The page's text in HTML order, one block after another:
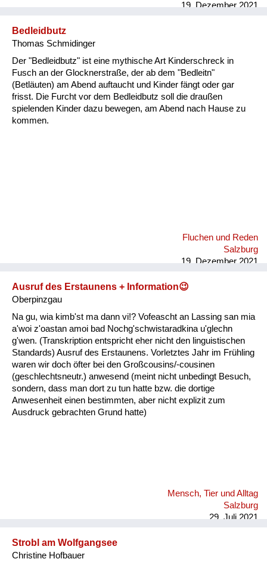
19. Dezember 2021
Bedleidbutz
Thomas Schmidinger
Der "Bedleidbutz" ist eine mythische Art Kinderschreck in
Fusch an der Glocknerstraße, der ab dem "Bedleitn"
(Betläuten) am Abend auftaucht und Kinder fängt oder gar
frisst. Die Furcht vor dem Bedleidbutz soll die draußen
spielenden Kinder dazu bewegen, am Abend nach Hause zu
kommen.
Fluchen und Reden
Salzburg
19. Dezember 2021
Ausruf des Erstaunens + Information😉
Oberpinzgau
Na gu, wia kimb'st ma dann vi!? Vofeascht an Lassing san mia
a'woi z'oastan amoi bad Nochg'schwistaradkina u'glechn
g'wen. (Transkription entspricht eher nicht den linguistischen
Standards) Ausruf des Erstaunens. Vorletztes Jahr im Frühling
waren wir doch öfter bei den Großcousins/-cousinen
(geschlechtsneutr.) anwesend (meint nicht unbedingt Besuch,
sondern, dass man dort zu tun hatte bzw. die dortige
Anwesenheit einen bestimmten, aber nicht explizit zum
Ausdruck gebrachten Grund hatte)
Mensch, Tier und Alltag
Salzburg
29. Juli 2021
Strobl am Wolfgangsee
Christine Hofbauer